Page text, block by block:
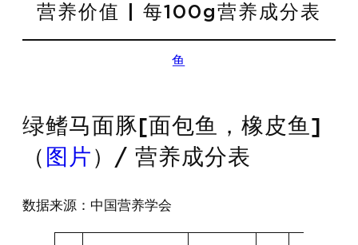
营养价值 | 每100g营养成分表
鱼
绿鳍马面豚[面包鱼，橡皮鱼]
（ 图片 ）/ 营养成分表
数据来源：中国营养学会